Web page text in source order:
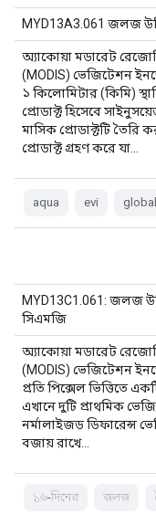
MYD13A3.061 জলজ
অ্যাকোয়া মডারেট
(MODIS) ভেজিটেশন
১ কিলোমিটার (কিমি)
প্রোডাক্ট হিসেবে
মাসিক প্রোডাক্টটি তৈরি
প্রোডাক্ট গ্রহণ করে যা…
aqua evi global
MYD13C1.061: জলজ
সিএমজি
অ্যাকোয়া মডারেট
(MODIS) ভেজিটেশন
প্রতি পিক্সেল ভিত্তিতে
এখানে দুটি প্রাথমিক
নর্মালাইজড ডিফারেন্স
বজায় রাখে…
১৬-দিনের জলজ